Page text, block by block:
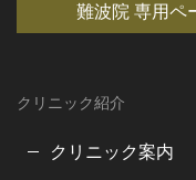
難波院 専用ペ
クリニック紹介
クリニック案内